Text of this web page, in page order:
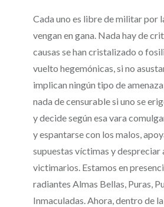
Cada uno es libre de militar por
vengan en gana. Nada hay de
causas se han cristalizado o
vuelto hegemónicas, si no
implican ningún tipo de
nada de censurable si uno se
y decide según esa vara
y espantarse con los malos,
supuestas víctimas y despreciar
victimarios. Estamos en
radiantes Almas Bellas, Puras,
Inmaculadas. Ahora, dentro de